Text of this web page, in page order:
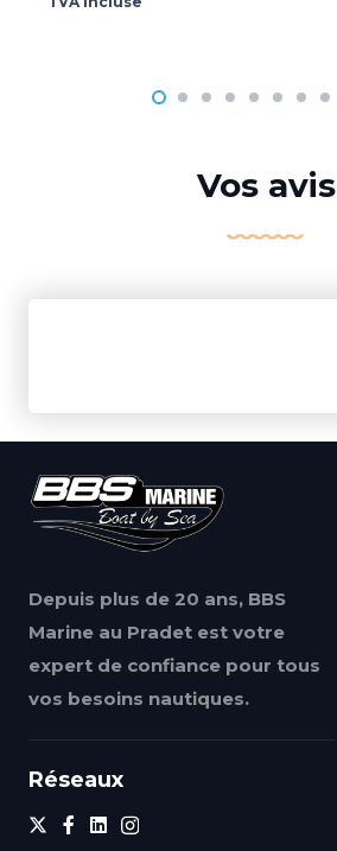
Vos avis
Depuis plus de 20 ans, BBS
Marine au Pradet est votre
expert de confiance pour tous
vos besoins nautiques.
Réseaux